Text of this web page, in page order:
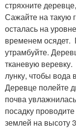
стряхните
Сажайте на такую
осталась на
временем осядет.
утрамбуйте.
тканевую
лунку, чтобы вода
Деревце полейте
почва
посадку
землей на высоту